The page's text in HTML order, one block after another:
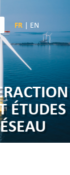
FR EN
ÉTUDES